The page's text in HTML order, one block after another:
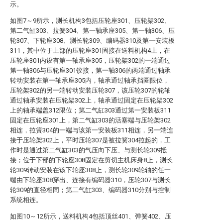
示。
如图7～9所示，测长机构3包括压轮座301、压轮架302、
第二气缸303、拉簧304、第一轴承座305、第一轴306、压
轮307、下轮座308、测长轮309、编码器310及第一安装板
311，其中位于上部的压轮座301固接在送料机构4上，在
压轮座301内设有第一轴承座305，压轮架302的一端通过
第一轴306与压轮座301铰接，第一轴306的两端通过轴承
转动安装在第一轴承座305内，轴承通过轴承挡圈限位，
压轮架302的另一端转动安装压轮307，该压轮307的轮轴
通过轴承安装在压轮架302上，轴承通过固定在压轮架302
上的轴承端盖312限位；第二气缸303通过第一安装板311
固定在压轮座301上，第二气缸303的活塞端与压轮架302
相连，拉簧304的一端与该第一安装板311相连，另一端连
接于压轮架302上，平时压轮307是被拉簧304拉起的，工
作时是通过第二气缸303的气压向下压、与测长轮309抵
接；位于下部的下轮座308固定在剪切主机床身8上，测长
轮309转动安装在该下轮座308上，测长轮309轮轴的任一
端由下轮座308穿出、连接有编码器310，压轮307与测长
轮309的直径相同；第二气缸303、编码器310分别与控制
系统相连。
如图10～12所示，送料机构4包括顶丝401、弹簧402、压